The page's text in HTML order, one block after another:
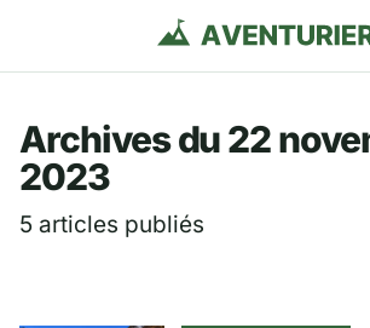
Archives du 22
2023
5 articles publiés